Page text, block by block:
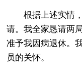
根据上述实情，
请。我全家恳请两
准予我因病退休。
员的关怀。